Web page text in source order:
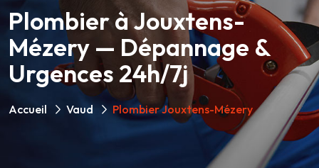
Plombier à Jouxtens-
Mézery — Dépannage &
Urgences 24h/7j
Accueil Vaud Plombier Jouxtens-Mézery